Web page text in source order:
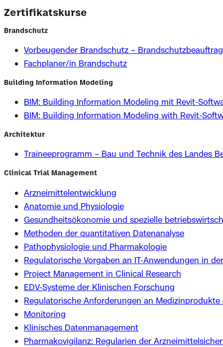
Zertifikatskurse
Brandschutz
Vorbeugender Brandschutz –
Fachplaner/in Brandschutz
Building Information Modeling
BIM: Building Information Modeling mit Revit-
BIM: Building Information Modeling with Revit-
Architektur
Traineeprogramm – Bau und Technik des Landes
Clinical Trial Management
Arzneimittelentwicklung
Anatomie und Physiologie
Gesundheitsökonomie und spezielle
Methoden der quantitativen Datenanalyse
Pathophysiologie und Pharmakologie
Regulatorische Vorgaben an IT-Anwendungen in
Project Management in Clinical Research
EDV-Systeme der Klinischen Forschung
Regulatorische Anforderungen an
Monitoring
Klinisches Datenmanagement
Pharmakovigilanz: Regularien der